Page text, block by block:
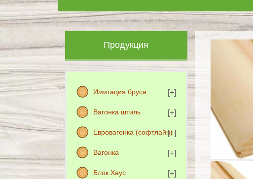
Продукция
Имитация бруса
Вагонка штиль
Евровагонка (софтлайн)
Вагонка
Блок Хаус